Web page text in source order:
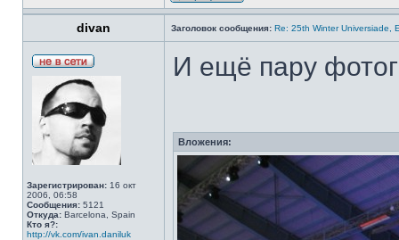
divan Заголовок сообщения: Re: 25th Winter Universiade,
Зарегистрирован: 16 окт
2006, 06:58
Сообщения: 5121
Откуда: Barcelona, Spain
Кто я?:
http://vk.com/ivan.daniluk
И ещё пару
Вложения: